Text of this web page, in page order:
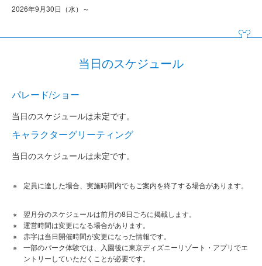
2026年9月30日（水）～
当日のスケジュール
パレード/ショー
当日のスケジュールは未定です。
キャラクターグリーティング
当日のスケジュールは未定です。
定員に達した場合、実施時間内でもご案内を終了する場合があります。
翌月分のスケジュールは前月の8日ごろに掲載します。
運営時間は変更になる場合があります。
赤字は当日開催時間が変更になった情報です。
一部のパーク体験では、入園後に東京ディズニーリゾート・アプリでエ
ントリーしていただくことが必要です。